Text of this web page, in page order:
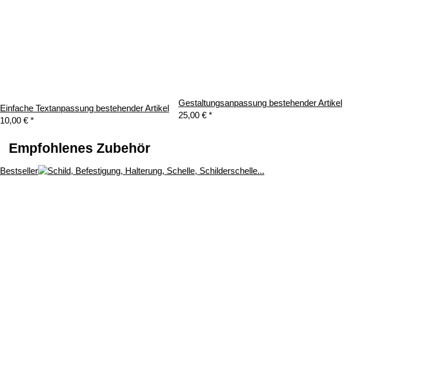
Einfache Textanpassung bestehender Artikel
10,00 € *
Gestaltungsanpassung bestehender Artikel
25,00 € *
Empfohlenes Zubehör
Bestseller